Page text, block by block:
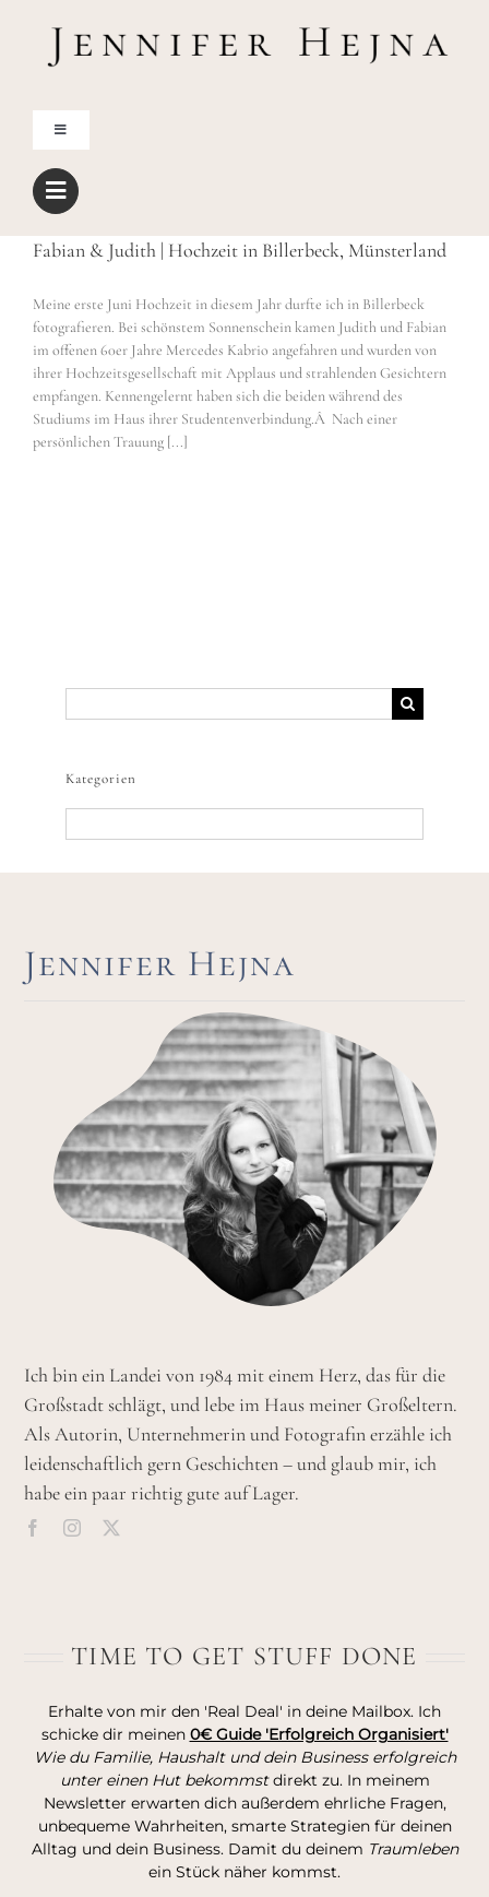
Toggle
Home
Über mich
Blog
Shop
Fabian & Judith | Hochzeit in Billerbeck, Münsterland
Meine erste Juni Hochzeit in diesem Jahr durfte ich in Billerbeck
fotografieren. Bei schönstem Sonnenschein kamen Judith und Fabian
im offenen 60er Jahre Mercedes Kabrio angefahren und wurden von
ihrer Hochzeitsgesellschaft mit Applaus und strahlenden Gesichtern
empfangen. Kennengelernt haben sich die beiden während des
Studiums im Haus ihrer Studentenverbindung.Â Nach einer
persönlichen Trauung [...]
nach:
Kategorien
Jennifer Hejna
Ich bin ein Landei von 1984 mit einem Herz, das für die
Großstadt schlägt, und lebe im Haus meiner Großeltern.
Als Autorin, Unternehmerin und Fotografin erzähle ich
leidenschaftlich gern Geschichten – und glaub mir, ich
habe ein paar richtig gute auf Lager.
TIME TO GET STUFF DONE
Erhalte von mir den 'Real Deal' in deine Mailbox. Ich
schicke dir meinen 0€ Guide 'Erfolgreich Organisiert'
Wie du Familie, Haushalt und dein Business erfolgreich
unter einen Hut bekommstdirekt zu. In meinem
Newsletter erwarten dich außerdem ehrliche Fragen,
unbequeme Wahrheiten, smarte Strategien für deinen
Alltag und dein Business. Damit du deinem Traumleben
ein Stück näher kommst.